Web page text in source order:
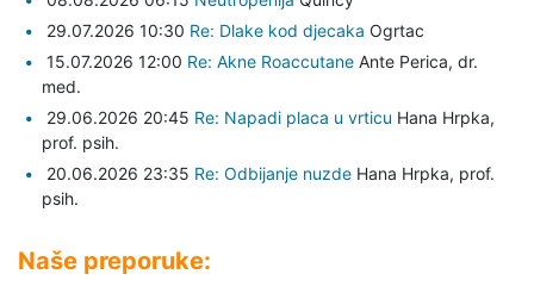
29.07.2026 10:30 Re: Dlake kod djecaka Ogrtac
15.07.2026 12:00 Re: Akne Roaccutane Ante Perica, dr.
med.
29.06.2026 20:45 Re: Napadi placa u vrticu Hana Hrpka,
prof. psih.
20.06.2026 23:35 Re: Odbijanje nuzde Hana Hrpka, prof.
psih.
Naše preporuke: